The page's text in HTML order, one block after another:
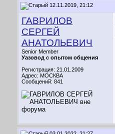
12.11.2019, 21:12
ГАВРИЛОВ
СЕРГЕЙ
АНАТОЛЬЕВИЧ
Senior Member
Уазовод с опытом общения
Регистрация: 21.01.2009
Адрес: МОСКВА
Сообщений: 841